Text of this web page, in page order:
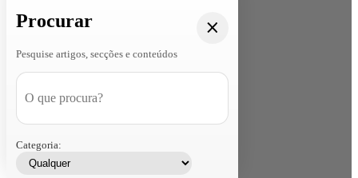
Procurar
Pesquise artigos, secções e conteúdos
Categoria: